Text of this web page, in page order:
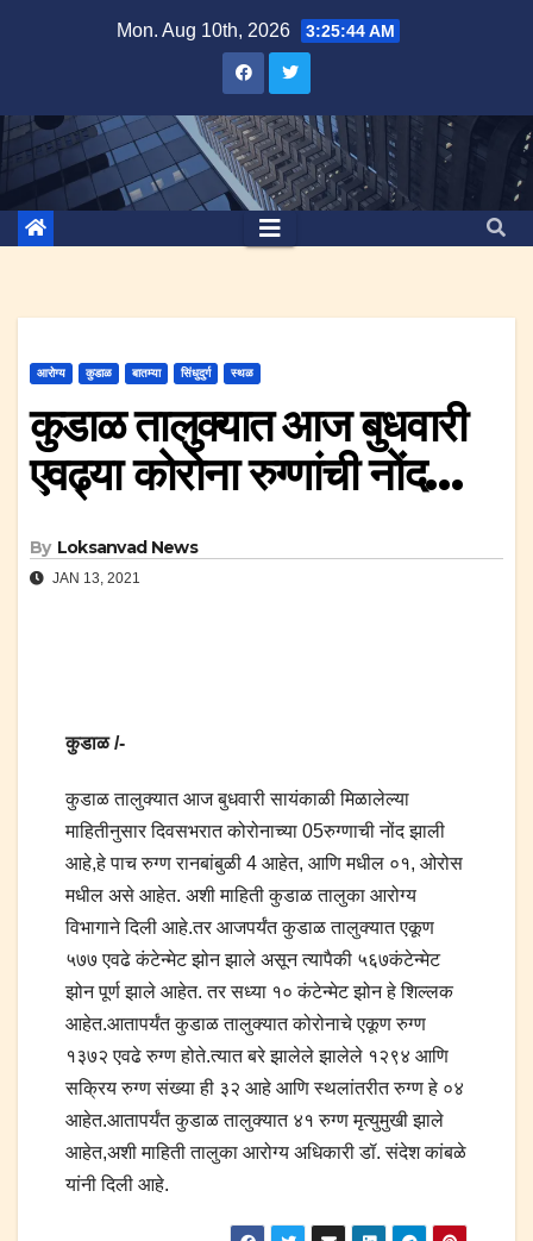
Mon. Aug 10th, 2026 3:25:44 AM
आरोग्य कुडाळ बातम्या सिंधुदुर्ग स्थळ
कुडाळ तालुक्यात आज बुधवारी
एवढ्या कोरोना रुग्णांची नोंद…
By Loksanvad News
JAN 13, 2021
कुडाळ /-
कुडाळ तालुक्यात आज बुधवारी सायंकाळी मिळालेल्या
माहितीनुसार दिवसभरात कोरोनाच्या 05रुग्णाची नोंद झाली
आहे,हे पाच रुग्ण रानबांबुळी 4 आहेत, आणि मधील ०१, ओरोस
मधील असे आहेत. अशी माहिती कुडाळ तालुका आरोग्य
विभागाने दिली आहे.तर आजपर्यंत कुडाळ तालुक्यात एकूण
५७७ एवढे कंटेन्मेट झोन झाले असून त्यापैकी ५६७कंटेन्मेट
झोन पूर्ण झाले आहेत. तर सध्या १० कंटेन्मेट झोन हे शिल्लक
आहेत.आतापर्यंत कुडाळ तालुक्यात कोरोनाचे एकूण रुग्ण
१३७२ एवढे रुग्ण होते.त्यात बरे झालेले झालेले १२९४ आणि
सक्रिय रुग्ण संख्या ही ३२ आहे आणि स्थलांतरीत रुग्ण हे ०४
आहेत.आतापर्यंत कुडाळ तालुक्यात ४१ रुग्ण मृत्युमुखी झाले
आहेत,अशी माहिती तालुका आरोग्य अधिकारी डॉ. संदेश कांबळे
यांनी दिली आहे.